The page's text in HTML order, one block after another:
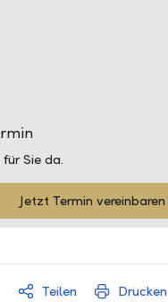
Sie da.
Jetzt Termin vereinbaren
Teilen Drucken